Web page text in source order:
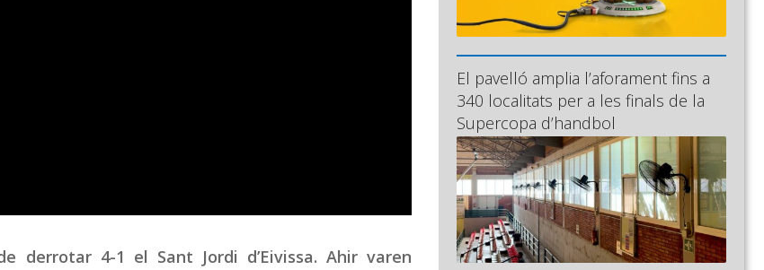
derrotar 4-1 el Sant Jordi d’Eivissa. Ahir varen
El pavelló amplia l’aforament fins a
340 localitats per a les finals de la
Supercopa d’handbol